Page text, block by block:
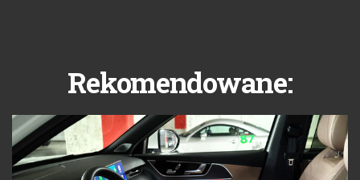
Rekomendowane: